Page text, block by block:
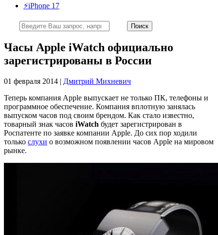
⚡️iPhone 17
Часы Apple iWatch официально
зарегистрированы в России
01 февраля 2014 | Дмитрий Михневич
Теперь компания Apple выпускает не только ПК, телефоны и
программное обеспечение. Компания вплотную занялась
выпуском часов под своим брендом. Как стало известно,
товарный знак часов iWatch будет зарегистрирован в
Роспатенте по заявке компании Apple. До сих пор ходили
только слухи о возможном появлении часов Apple на мировом
рынке.